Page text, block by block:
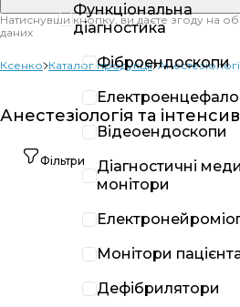
Натиснувши кнопку, ви даєте згоду на
даних
Ксенко Каталог продукції
Анестезіологія та
Фільтри
Функціональна
діагностика
Фіброендоскопи
Відеоендоскопи
Діагностичні
монітори
Монітори
Дефібрилятори